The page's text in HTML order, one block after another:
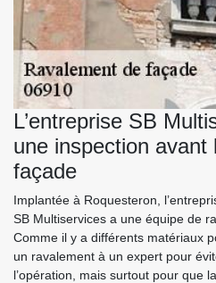
L’entreprise SB
une inspection avant
façade
Implantée à Roquesteron,
SB Multiservices a une équipe de
Comme il y a différents matériaux
un ravalement à un expert pour
l’opération, mais surtout pour que